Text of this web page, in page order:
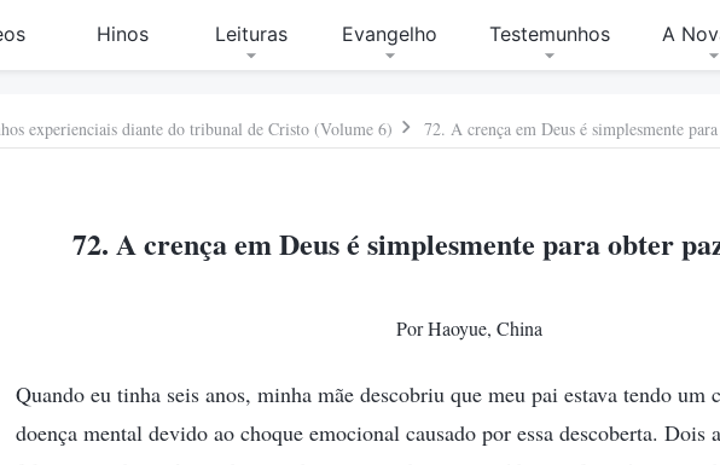
Hinos Leituras Evangelho Testemunhos A
experienciais diante do tribunal de Cristo (Volume 6) 72. A crença em Deus é simplesmente
72. A crença em Deus é simplesmente para obter
Por Haoyue, China
Quando eu tinha seis anos, minha mãe descobriu que meu pai estava tendo um
doença mental devido ao choque emocional causado por essa descoberta. Dois